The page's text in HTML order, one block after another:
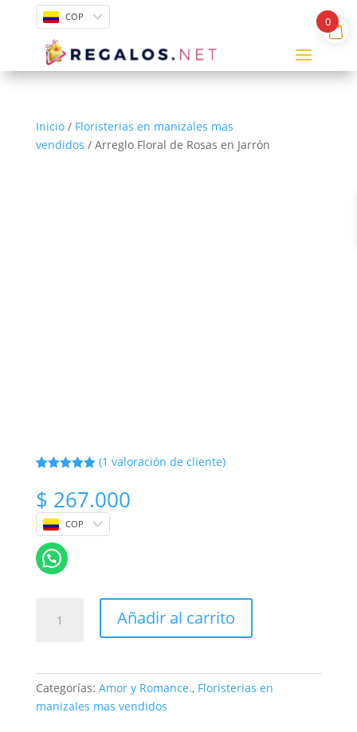
COP
Inicio/ Floristerias en manizales mas
vendidos / Arreglo Floral de Rosas en Jarrón
con
en base a
valoración
de un
cliente
(1 valoración de cliente)
$ 267.000
COP
Floral
Jarrón
Añadir al carrito
Categorías: Amor y Romance., Floristerias en
manizales mas vendidos
0